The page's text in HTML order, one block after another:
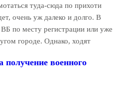
туда-сюда по прихоти
очень уж далеко и долго. В
по месту регистрации или уже
городе. Однако, ходят
получение военного